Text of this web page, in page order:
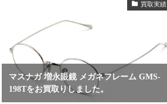
買取実績
マスナガ 増永眼鏡 メガネフレーム GMS-
198Tをお買取りしました。